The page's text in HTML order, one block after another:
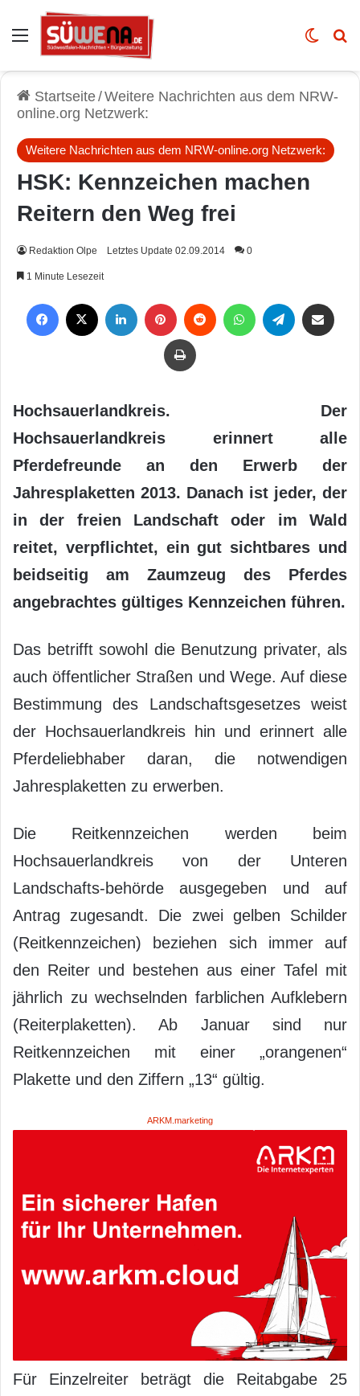
Auswahl Skin
Startseite/Weitere Nachrichten aus dem NRW-
online.org Netzwerk:
Weitere Nachrichten aus dem NRW-online.org Netzwerk:
HSK: Kennzeichen machen
Reitern den Weg frei
Redaktion Olpe Letztes Update 02.09.2014 0
1 Minute Lesezeit
Drucken
Hochsauerlandkreis. Der
Hochsauerlandkreis erinnert alle
Pferdefreunde an den Erwerb der
Jahresplaketten 2013. Danach ist jeder, der
in der freien Landschaft oder im Wald
reitet, verpflichtet, ein gut sichtbares und
beidseitig am Zaumzeug des Pferdes
angebrachtes gültiges Kennzeichen führen.
Das betrifft sowohl die Benutzung privater, als
auch öffentlicher Straßen und Wege. Auf diese
Bestimmung des Landschaftsgesetzes weist
der Hochsauerlandkreis hin und erinnert alle
Pferdeliebhaber daran, die notwendigen
Jahresplaketten zu erwerben.
Die Reitkennzeichen werden beim
Hochsauerlandkreis von der Unteren
Landschafts-behörde ausgegeben und auf
Antrag zugesandt. Die zwei gelben Schilder
(Reitkennzeichen) beziehen sich immer auf
den Reiter und bestehen aus einer Tafel mit
jährlich zu wechselnden farblichen Aufklebern
(Reiterplaketten). Ab Januar sind nur
Reitkennzeichen mit einer „orangenen“
Plakette und den Ziffern „13“ gültig.
ARKM.marketing
Für Einzelreiter beträgt die Reitabgabe 25